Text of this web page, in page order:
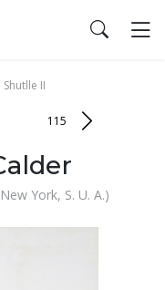
Shutlle II
115
York, S. U. A.)